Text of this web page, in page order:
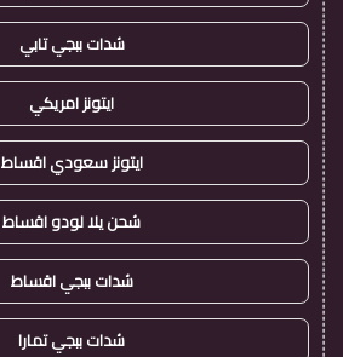
شدات ببجي تابي
ايتونز امريكي
ايتونز سعودي اقساط
شحن يلا لودو اقساط
شدات ببجي اقساط
شدات ببجي تمارا